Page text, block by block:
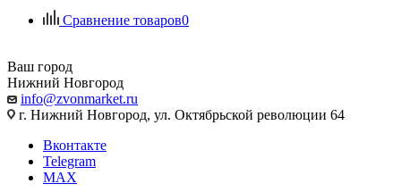
Сравнение товаров0
Ваш город
Нижний Новгород
info@zvonmarket.ru
г. Нижний Новгород, ул. Октябрьской революции 64
Вконтакте
Telegram
MAX